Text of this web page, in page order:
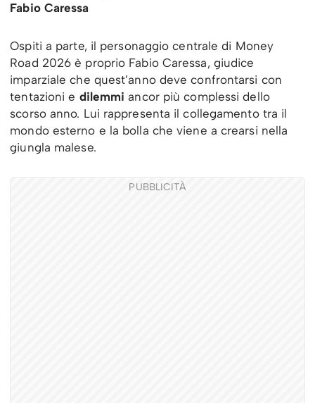
Fabio Caressa
Ospiti a parte, il personaggio centrale di Money
Road 2026 è proprio Fabio Caressa, giudice
imparziale che quest’anno deve confrontarsi con
tentazioni e dilemmiancor più complessi dello
scorso anno. Lui rappresenta il collegamento tra il
mondo esterno e la bolla che viene a crearsi nella
giungla malese.
PUBBLICITÀ